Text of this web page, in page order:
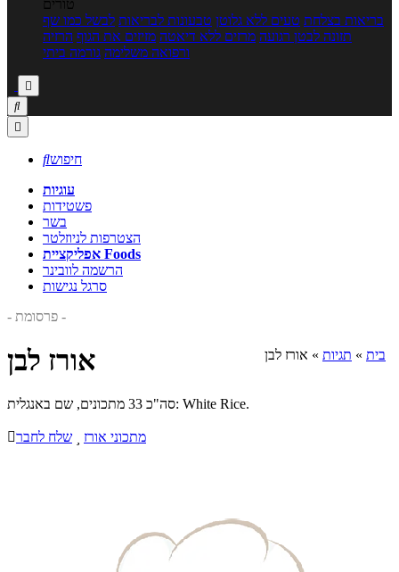
טורים
בריאות בצלחת טעים ללא גלוטן טבעונות לבריאות לבשל כמו שף
תזונה לבטן רגועה מרזים ללא דיאטה מזיזים את הגוף הרזיה
ורפואה משלימה גורמה ביתי



חיפוש
עוגיות
פשטידות
בשר
הצטרפות לניוזלטר
אפליקציית Foods
הרשמה לוובינר
סרגל נגישות
- פרסומת -
בית » תגיות » אורז לבן אורז לבן
סה"כ 33 מתכונים, שם באנגלית: White Rice.
שלח לחבר מתכוני אורז